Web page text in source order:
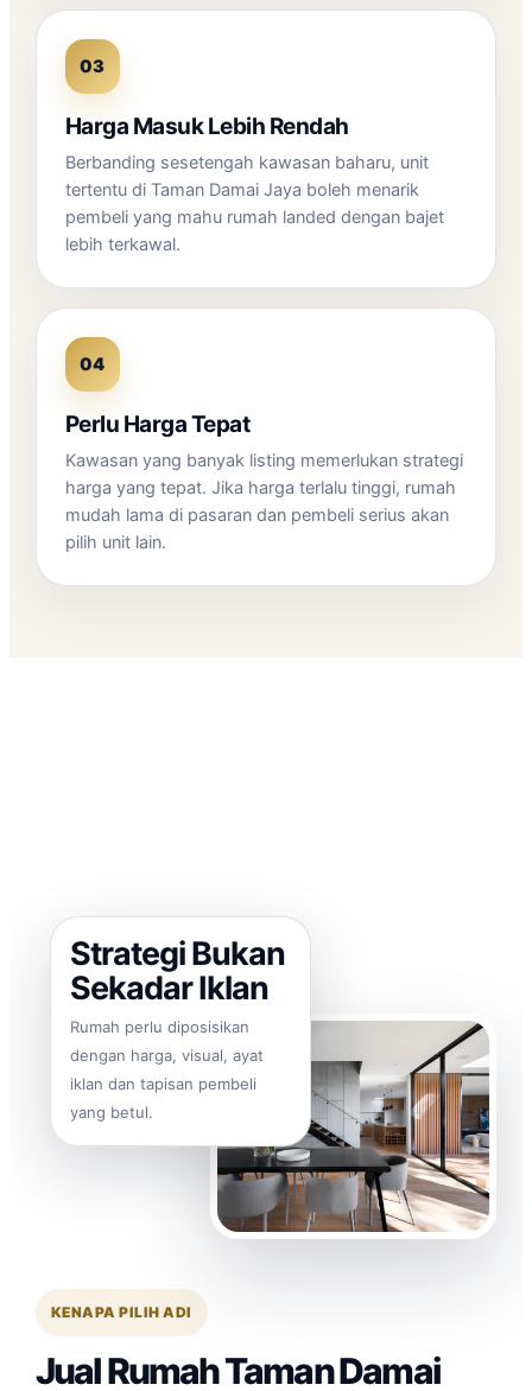
03
Harga Masuk Lebih Rendah
Berbanding sesetengah kawasan baharu, unit
tertentu di Taman Damai Jaya boleh menarik
pembeli yang mahu rumah landed dengan bajet
lebih terkawal.
04
Perlu Harga Tepat
Kawasan yang banyak listing memerlukan strategi
harga yang tepat. Jika harga terlalu tinggi, rumah
mudah lama di pasaran dan pembeli serius akan
pilih unit lain.
Strategi Bukan
Sekadar Iklan
Rumah perlu diposisikan
dengan harga, visual, ayat
iklan dan tapisan pembeli
yang betul.
KENAPA PILIH ADI
Jual Rumah Taman Damai